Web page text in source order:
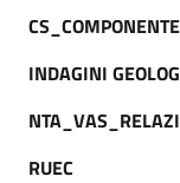
INDAGINI
RUEC